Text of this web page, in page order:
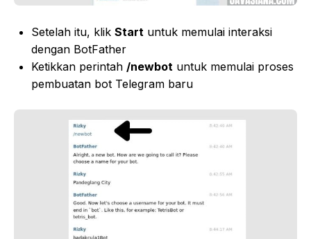
Setelah itu, klik Start untuk memulai interaksi
dengan BotFather
Ketikkan perintah /newbot untuk memulai proses
pembuatan bot Telegram baru